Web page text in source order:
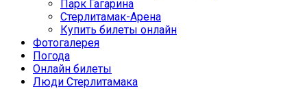
Парк Гагарина
Стерлитамак-Арена
Купить билеты онлайн
Фотогалерея
Погода
Онлайн билеты
Люди Стерлитамака